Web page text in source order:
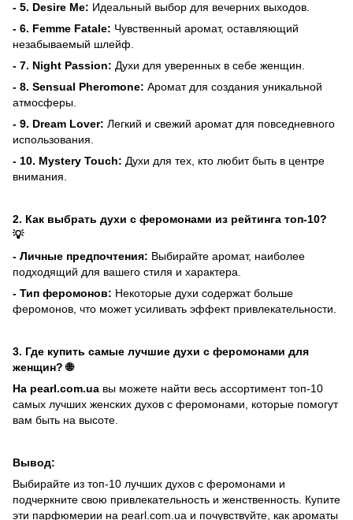
- 5. Desire Me: Идеальный выбор для вечерних выходов.
- 6. Femme Fatale: Чувственный аромат, оставляющий
незабываемый шлейф.
- 7. Night Passion: Духи для уверенных в себе женщин.
- 8. Sensual Pheromone: Аромат для создания уникальной
атмосферы.
- 9. Dream Lover: Легкий и свежий аромат для повседневного
использования.
- 10. Mystery Touch: Духи для тех, кто любит быть в центре
внимания.
2. Как выбрать духи с феромонами из рейтинга топ-10?
💡
- Личные предпочтения: Выбирайте аромат, наиболее
подходящий для вашего стиля и характера.
- Тип феромонов: Некоторые духи содержат больше
феромонов, что может усиливать эффект привлекательности.
3. Где купить самые лучшие духи с феромонами для
женщин? 🌐
На pearl.com.ua вы можете найти весь ассортимент топ-10
самых лучших женских духов с феромонами, которые помогут
вам быть на высоте.
Вывод:
Выбирайте из топ-10 лучших духов с феромонами и
подчеркните свою привлекательность и женственность. Купите
эти парфюмерии на pearl.com.ua и почувствуйте, как ароматы